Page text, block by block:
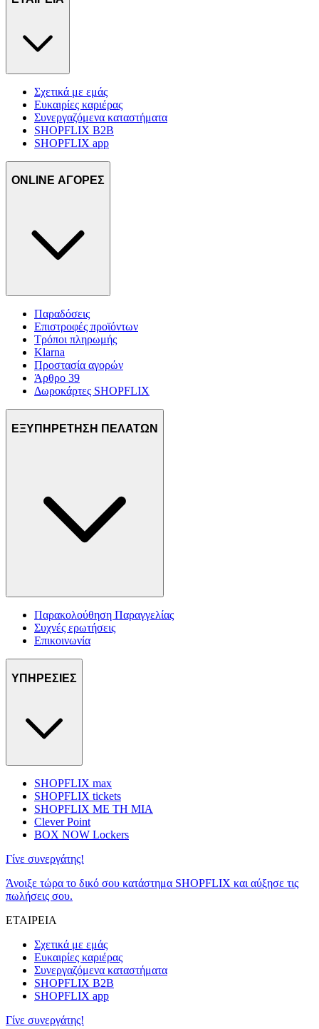
Σχετικά με εμάς
Ευκαιρίες καριέρας
Συνεργαζόμενα καταστήματα
SHOPFLIX B2B
SHOPFLIX app
ONLINE ΑΓΟΡΕΣ
Παραδόσεις
Επιστροφές προϊόντων
Τρόποι πληρωμής
Klarna
Προστασία αγορών
Άρθρο 39
Δωροκάρτες SHOPFLIX
ΕΞΥΠΗΡΕΤΗΣΗ ΠΕΛΑΤΩΝ
Παρακολούθηση Παραγγελίας
Συχνές ερωτήσεις
Επικοινωνία
ΥΠΗΡΕΣΙΕΣ
SHOPFLIX max
SHOPFLIX tickets
SHOPFLIX ΜΕ ΤΗ ΜΙΑ
Clever Point
BOX NOW Lockers
Γίνε συνεργάτης!
Άνοιξε τώρα το δικό σου κατάστημα SHOPFLIX και αύξησε τις
πωλήσεις σου.
ΕΤΑΙΡΕΙΑ
Σχετικά με εμάς
Ευκαιρίες καριέρας
Συνεργαζόμενα καταστήματα
SHOPFLIX B2B
SHOPFLIX app
Γίνε συνεργάτης!